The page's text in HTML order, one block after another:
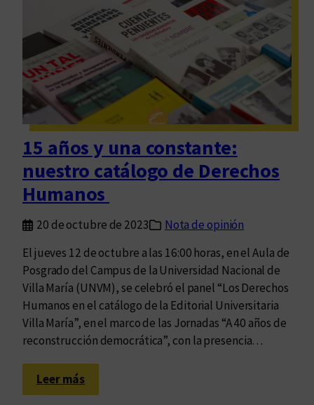
i
ó
n
d
e
l
(
o
s
)
é
n
r
o
(
s
)
-
L
t
e
a
r
o
d
E
d
u
v
i
m
e
d
e
t
e
r
m
i
n
a
i
ó
15 años y una constante:
nuestro catálogo de Derechos
Humanos
20 de octubre de 2023
Nota de opinión
El jueves 12 de octubre a las 16:00 horas, en el Aula de
Posgrado del Campus de la Universidad Nacional de
Villa María (UNVM), se celebró el panel “Los Derechos
Humanos en el catálogo de la Editorial Universitaria
Villa María”, en el marco de las Jornadas “A 40 años de
reconstrucción democrática”, con la presencia…
Leer más:
1